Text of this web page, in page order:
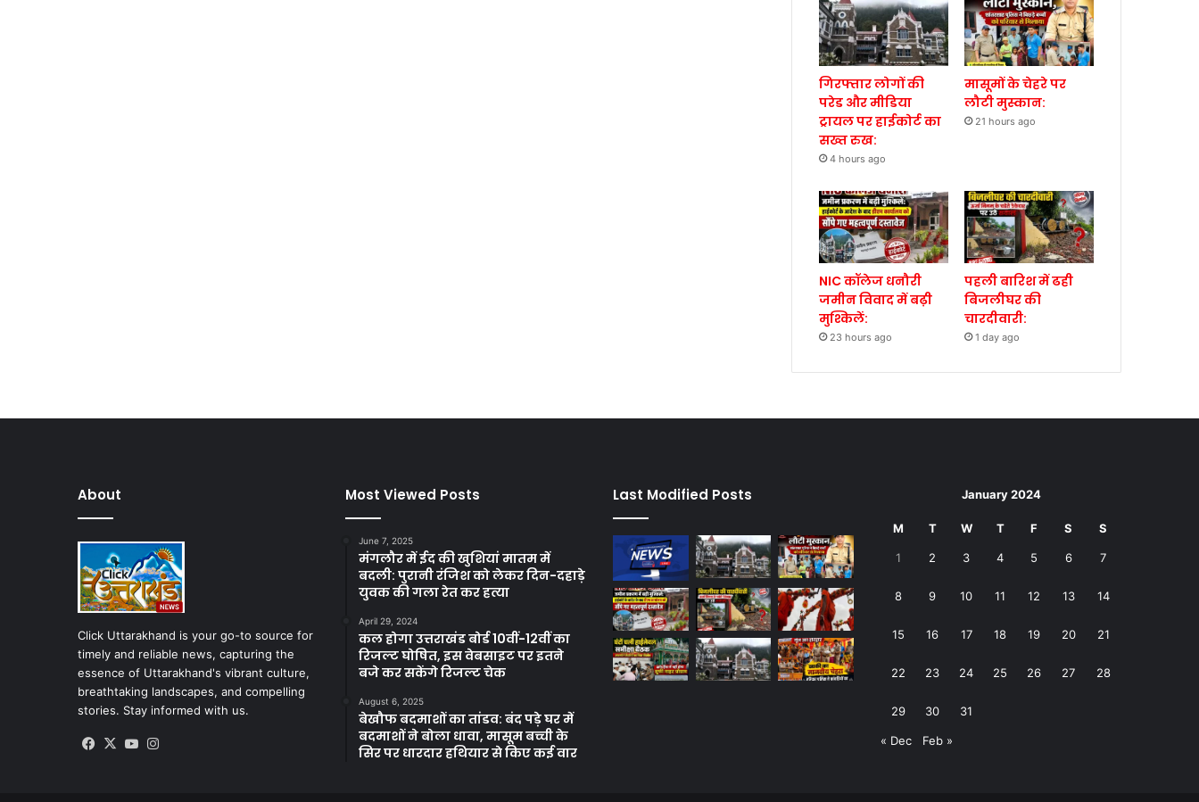
गिरफ्तार लोगों की
परेड और मीडिया
ट्रायल पर हाईकोर्ट का
सख्त रुख:
4 hours ago
मासूमों के चेहरे पर
लौटी मुस्कान:
21 hours ago
NIC कॉलेज धनौरी
जमीन विवाद में बढ़ी
मुश्किलें:
23 hours ago
पहली बारिश में ढही
बिजलीघर की
चारदीवारी:
1 day ago
About
Click Uttarakhand is your go-to source for
timely and reliable news, capturing the
essence of Uttarakhand's vibrant culture,
breathtaking landscapes, and compelling
stories. Stay informed with us.
Facebook
X YouTube
Most Viewed Posts
June 7, 2025
मंगलौर में ईद की खुशियां मातम में
बदली: पुरानी रंजिश को लेकर दिन-दहाड़े
युवक की गला रेत कर हत्या
April 29, 2024
कल होगा उत्तराखंड बोर्ड 10वीं-12वीं का
रिजल्ट घोषित, इस वेबसाइट पर इतने
बजे कर सकेंगे रिजल्ट चेक
August 6, 2025
बेखौफ बदमाशों का तांडव: बंद पड़े घर में
बदमाशों ने बोला धावा, मासूम बच्ची के
सिर पर धारदार हथियार से किए कई वार
Last Modified Posts January 2024
M T W T F S S
1 2 3 4 5 6 7
8 9 10 11 12 13 14
15 16 17 18 19 20 21
22 23 24 25 26 27 28
29 30 31
« Dec Feb »